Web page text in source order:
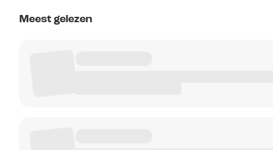
Meest gelezen